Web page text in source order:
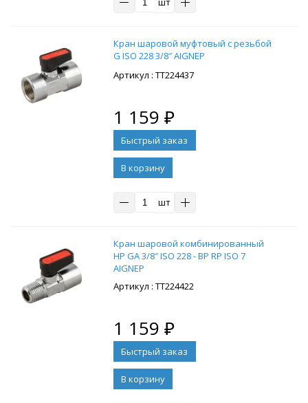
Кран шаровой муфтовый с резьбой
G ISO 228 3/8″ AIGNEP
: ТТ224437
1 159 ₽
В корзину
шт
Кран шаровой комбинированный
НР GA 3/8″ ISO 228 - ВР RP ISO 7
AIGNEP
: ТТ224422
1 159 ₽
В корзину